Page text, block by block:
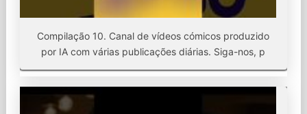
Compilação 10. Canal de vídeos cómicos produzido
por IA com várias publicações diárias. Siga-nos, p